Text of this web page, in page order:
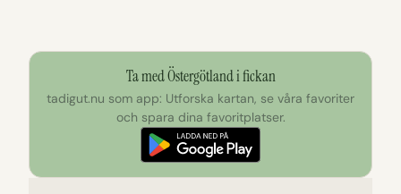
Ta med Östergötland i fickan
tadigut.nu som app: Utforska kartan, se våra favoriter
och spara dina favoritplatser.